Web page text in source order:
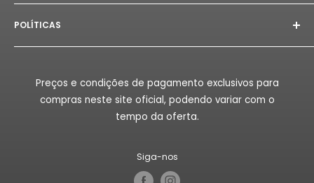
E-mail:astorept@outlook.com
Whatsapp:
Horário de Atendimento:Segunda à Sex das 08h as
POLÍTICAS
Aviso Legal
Politica de Reembolso
Preços e condições de pagamento exclusivos para
compras neste site oficial, podendo variar com o
tempo da oferta.
Siga-nos